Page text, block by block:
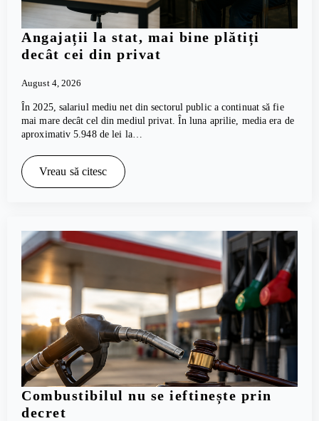
Angajații la stat, mai bine plătiți
decât cei din privat
August 4, 2026
În 2025, salariul mediu net din sectorul public a continuat să fie
mai mare decât cel din mediul privat. În luna aprilie, media era de
aproximativ 5.948 de lei la…
Vreau să citesc
Combustibilul nu se ieftinește prin
decret